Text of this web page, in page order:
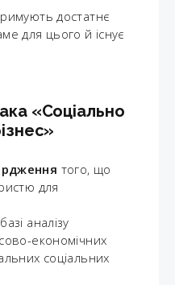
достатнє
для цього й існує
«Соціально
того, що
для
аналізу
економічних
соціальних